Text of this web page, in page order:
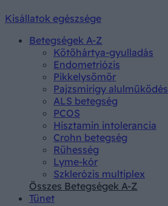
Kisállatok egészsége
Betegségek A-Z
Kötőhártya-gyulladás
Endometriózis
Pikkelysömör
Pajzsmirigy alulműködés
ALS betegség
PCOS
Hisztamin intolerancia
Crohn betegség
Rühesség
Lyme-kór
Szklerózis multiplex
Összes Betegségek A-Z
Tünet